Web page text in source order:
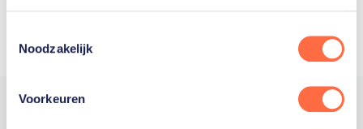
Noodzakelijk
Voorkeuren